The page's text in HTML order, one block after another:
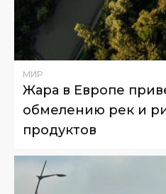
МИР
Жара в Европе
обмелению рек и
продуктов